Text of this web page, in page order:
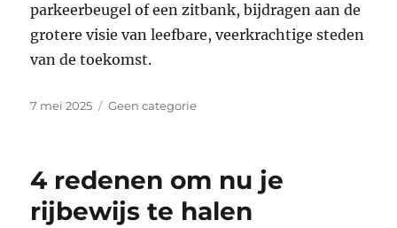
parkeerbeugel of een zitbank, bijdragen aan de
grotere visie van leefbare, veerkrachtige steden
van de toekomst.
Geplaatst
7 mei 2025 Categorieën
Geen categorie
4 redenen om nu je
rijbewijs te halen